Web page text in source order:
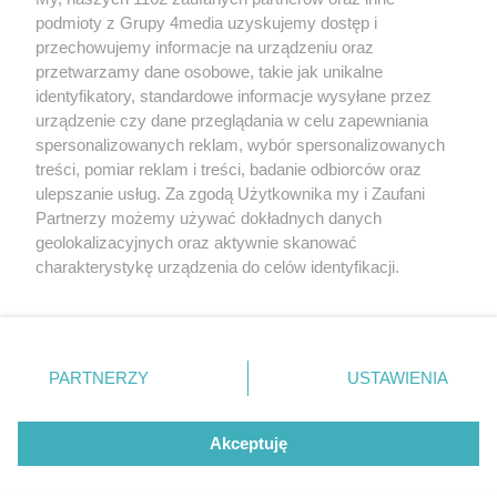
REKLAMA
Reklama Kontakt
Informacja o Nadawcy
Szukaj
podmioty z Grupy 4media uzyskujemy dostęp i
przechowujemy informacje na urządzeniu oraz
przetwarzamy dane osobowe, takie jak unikalne
identyfikatory, standardowe informacje wysyłane przez
urządzenie czy dane przeglądania w celu zapewniania
spersonalizowanych reklam, wybór spersonalizowanych
treści, pomiar reklam i treści, badanie odbiorców oraz
ulepszanie usług. Za zgodą Użytkownika my i Zaufani
Partnerzy możemy używać dokładnych danych
geolokalizacyjnych oraz aktywnie skanować
charakterystykę urządzenia do celów identyfikacji.
zmienić/wycofać klikając przycisk ustawień prywatności
znajdujący się w lewym dolnym rogu strony
. Niektóre
użytkownika, ale masz prawo sprzeciwić się takiemu
przetwarzaniu. Preferencje będą miały zastosowania tylko
PARTNERZY USTAWIENIA
Akceptuję